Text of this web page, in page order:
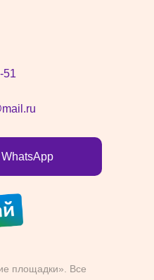
площадки». Все
51